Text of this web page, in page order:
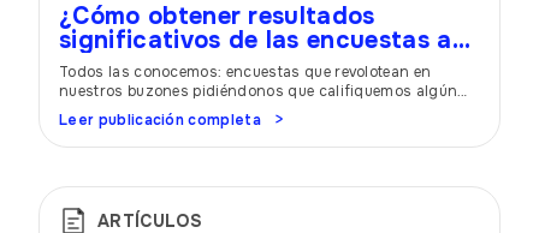
¿Cómo obtener resultados
significativos de las encuestas a
los empleados?
Todos las conocemos: encuestas que revolotean en
nuestros buzones pidiéndonos que califiquemos algún
servicio o a nuestro propio empleador. Las preguntas y
las posibles respuestas suelen ser las mismas. Esto hace
que muchas personas vuelvan a hacer clic. Un bajo índice
índice es demasiado […]
Leer publicación completa
ARTÍCULOS